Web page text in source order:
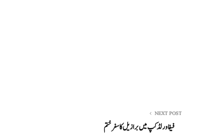
NEXT POST
فیفا ورلڈ کپ میں برازیل کا سفر ختم